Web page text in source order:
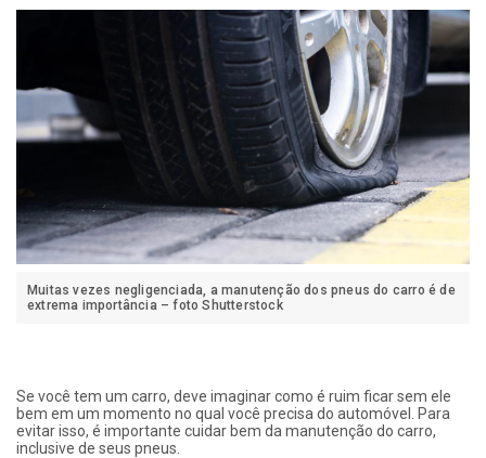
Muitas vezes negligenciada, a manutenção dos pneus do carro é de
extrema importância – foto Shutterstock
Se você tem um carro, deve imaginar como é ruim ficar sem ele
bem em um momento no qual você precisa do automóvel. Para
evitar isso, é importante cuidar bem da manutenção do carro,
inclusive de seus pneus.